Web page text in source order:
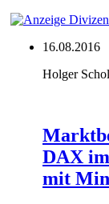
16.08.2016
Holger
DAX
mit